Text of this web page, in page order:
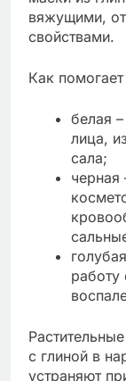
вяжущими,
свойствами.
Как
белая
лица,
сала;
черная
работу
с глиной в
устраняют